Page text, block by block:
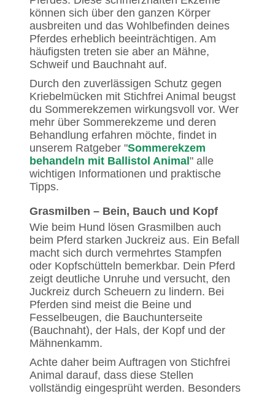
können sich über den ganzen Körper
ausbreiten und das Wohlbefinden deines
Pferdes erheblich beeinträchtigen. Am
häufigsten treten sie aber an Mähne,
Schweif und Bauchnaht auf.
Durch den zuverlässigen Schutz gegen
Kriebelmücken mit Stichfrei Animal beugst
du Sommerekzemen wirkungsvoll vor. Wer
mehr über Sommerekzeme und deren
Behandlung erfahren möchte, findet in
unserem Ratgeber "Sommerekzem
behandeln mit Ballistol Animal " alle
wichtigen Informationen und praktische
Tipps.
Grasmilben – Bein, Bauch und Kopf
Wie beim Hund lösen Grasmilben auch
beim Pferd starken Juckreiz aus. Ein Befall
macht sich durch vermehrtes Stampfen
oder Kopfschütteln bemerkbar. Dein Pferd
zeigt deutliche Unruhe und versucht, den
Juckreiz durch Scheuern zu lindern. Bei
Pferden sind meist die Beine und
Fesselbeugen, die Bauchunterseite
(Bauchnaht), der Hals, der Kopf und der
Mähnenkamm.
Achte daher beim Auftragen von Stichfrei
Animal darauf, dass diese Stellen
vollständig eingesprüht werden. Besonders